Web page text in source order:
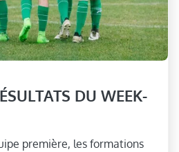
DU WEEK-
première, les formations